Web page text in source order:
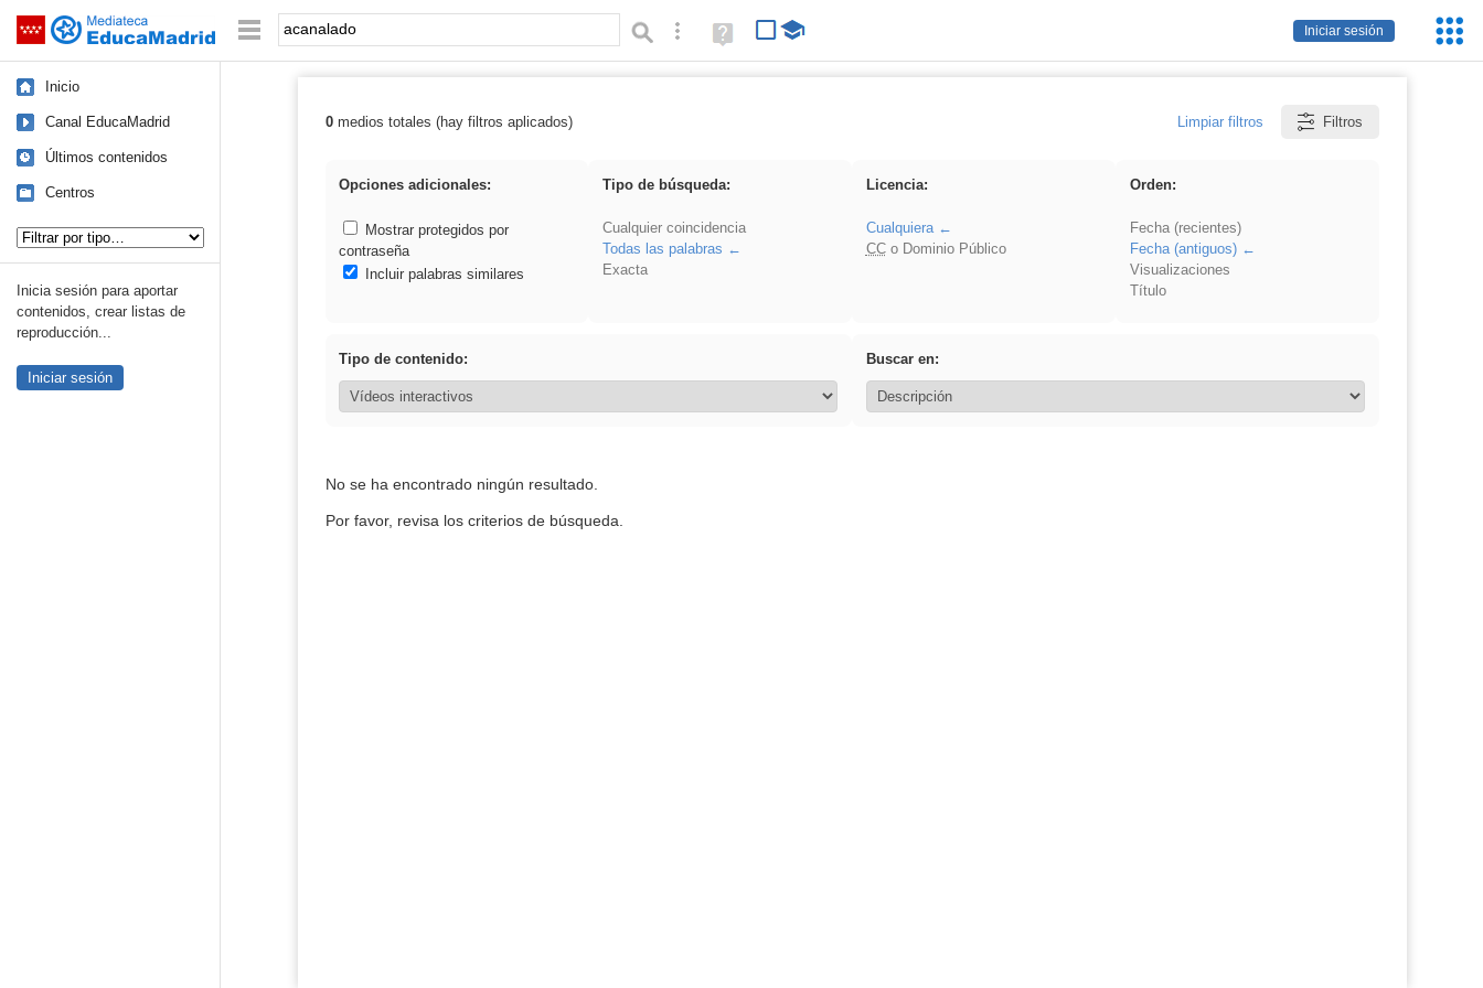
Saltar navegación
Iniciar sesión
Palabra o frase: Búsqueda avanzada
Ayuda
(en
Inicio
Canal EducaMadrid
Últimos contenidos
Centros
Inicia sesión para aportar
contenidos, crear listas de
reproducción...
Iniciar sesión
Resultados de: acanalado
0medios totales (hay filtros aplicados) Limpiar filtros Filtros
Opciones adicionales:
Mostrar protegidos por
contraseña
Incluir palabras similares
Tipo de búsqueda:
Cualquier coincidencia
Todas las palabras
Exacta
Licencia:
Cualquiera
CCo Dominio Público
Orden:
Fecha (recientes)
Fecha (antiguos)
Visualizaciones
Título
Tipo de contenido: Buscar en:
No se ha encontrado ningún resultado.
Por favor, revisa los criterios de búsqueda.